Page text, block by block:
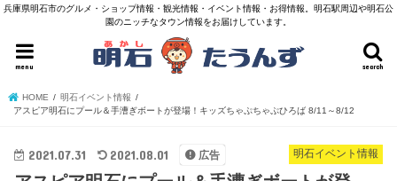
兵庫県明石市のグルメ・ショップ情報・観光情報・イベント情報・お得情報。明石駅周辺や明石公
園のニッチなタウン情報をお届けしています。
search
menu
HOME
明石イベント情報
アスピア明石にプール＆手漕ぎボートが登場！キッズちゃぷちゃぷひろば 8/11～8/12
明石イベント情報
2021.07.31 2021.08.01 広告